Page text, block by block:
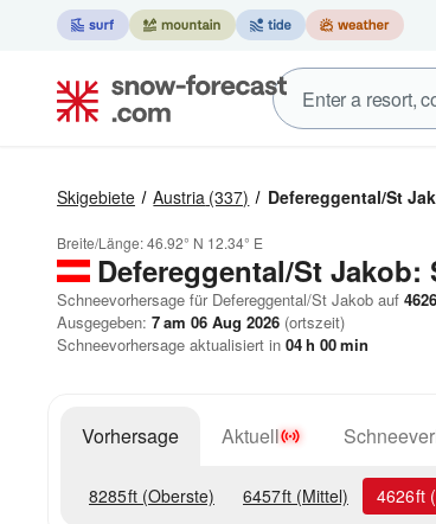
Skigebiete Austria (337) Defereggental/St
Breite/Länge:46.92° N 12.34° E
Defereggental/St Jakob:
Schneevorhersage für Defereggental/St Jakob auf 4626
Ausgegeben: 7 am 06 Aug 2026 (ortszeit)
Schneevorhersage aktualisiert in 04h 00min
Vorhersage Aktuell
8285ft (Oberste) 6457ft (Mittel) 4626ft